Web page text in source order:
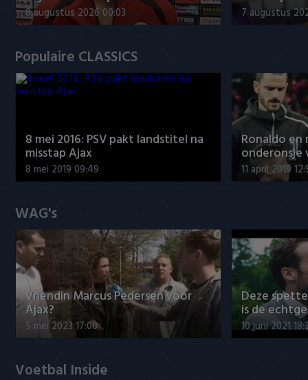
8 augustus 2026 00:03 7 augustus
Populaire CLASSICS
8 mei 2016: PSV pakt landstitel na
misstap Ajax
8 mei 2019 09:49
Ronaldo
onderonsje
11 april 2019
WAG's
Vriendin Marcus Pedersen voor
Ajax?
5 mei 2023 17:00
Deze
is de
10 juni 2021
Voetbal Inside